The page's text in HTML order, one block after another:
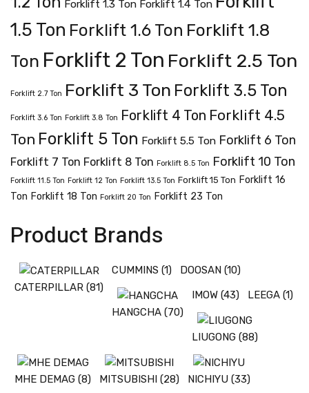
Forklift 1.3 Ton Forklift 1.4 Ton
1.5 Ton Forklift 1.6 Ton Forklift 1.8
Ton Forklift 2 Ton Forklift 2.5 Ton
Forklift 2.7 Ton Forklift 3 Ton Forklift 3.5 Ton
Forklift 3.6 Ton Forklift 3.8 Ton Forklift 4 Ton Forklift 4.5
Ton Forklift 5 Ton Forklift 5.5 Ton Forklift 6 Ton
Forklift 7 Ton Forklift 8 Ton Forklift 8.5 Ton Forklift 10 Ton
Forklift 11.5 Ton Forklift 12 Ton Forklift 13.5 Ton Forklift 15 Ton Forklift 16
Ton Forklift 18 Ton Forklift 20 Ton Forklift 23 Ton
Product Brands
CATERPILLAR (81)
CUMMINS (1) DOOSAN (10)
HANGCHA (70)
IMOW (43) LEEGA (1)
LIUGONG (88)
MHE DEMAG (8) MITSUBISHI (28) NICHIYU (33)